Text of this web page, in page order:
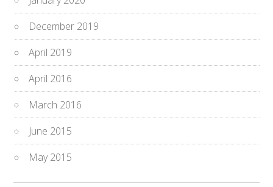
December 2019
April 2019
April 2016
March 2016
June 2015
May 2015